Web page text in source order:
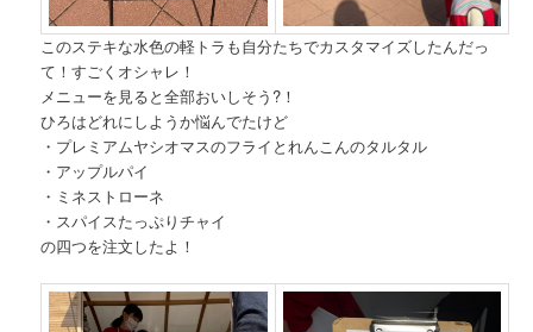
このステキな水色の軽トラも自分たちでカスタマイズしたんだっ
て！すごくオシャレ！
メニューを見ると全部おいしそう?！
ひろはどれにしようか悩んでたけど
・プレミアムヤシオマスのフライとれんこんのタルタル
・アップルパイ
・ミネストローネ
・スパイスたっぷりチャイ
の四つを注文したよ！